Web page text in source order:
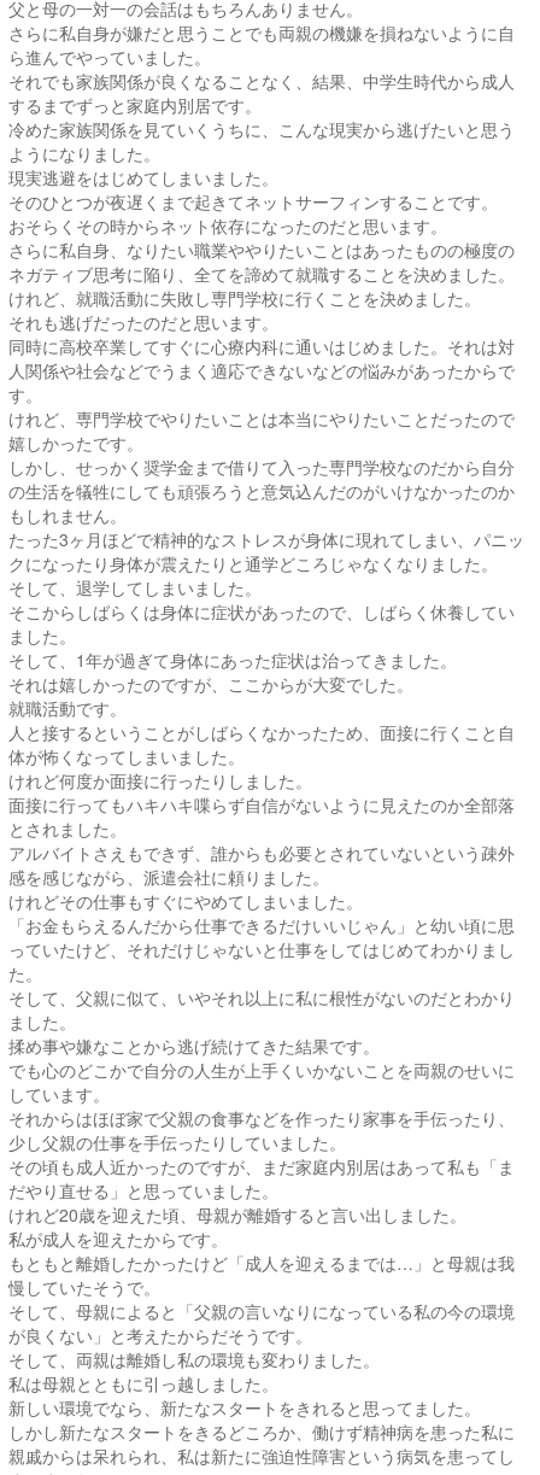
父と母の一対一の会話はもちろんありません。
さらに私自身が嫌だと思うことでも両親の機嫌を損ねないように自
ら進んでやっていました。
それでも家族関係が良くなることなく、結果、中学生時代から成人
するまでずっと家庭内別居です。
冷めた家族関係を見ていくうちに、こんな現実から逃げたいと思う
ようになりました。
現実逃避をはじめてしまいました。
そのひとつが夜遅くまで起きてネットサーフィンすることです。
おそらくその時からネット依存になったのだと思います。
さらに私自身、なりたい職業ややりたいことはあったものの極度の
ネガティブ思考に陥り、全てを諦めて就職することを決めました。
けれど、就職活動に失敗し専門学校に行くことを決めました。
それも逃げだったのだと思います。
同時に高校卒業してすぐに心療内科に通いはじめました。それは対
人関係や社会などでうまく適応できないなどの悩みがあったからで
す。
けれど、専門学校でやりたいことは本当にやりたいことだったので
嬉しかったです。
しかし、せっかく奨学金まで借りて入った専門学校なのだから自分
の生活を犠牲にしても頑張ろうと意気込んだのがいけなかったのか
もしれません。
たった3ヶ月ほどで精神的なストレスが身体に現れてしまい、パニッ
クになったり身体が震えたりと通学どころじゃなくなりました。
そして、退学してしまいました。
そこからしばらくは身体に症状があったので、しばらく休養してい
ました。
そして、1年が過ぎて身体にあった症状は治ってきました。
それは嬉しかったのですが、ここからが大変でした。
就職活動です。
人と接するということがしばらくなかったため、面接に行くこと自
体が怖くなってしまいました。
けれど何度か面接に行ったりしました。
面接に行ってもハキハキ喋らず自信がないように見えたのか全部落
とされました。
アルバイトさえもできず、誰からも必要とされていないという疎外
感を感じながら、派遣会社に頼りました。
けれどその仕事もすぐにやめてしまいました。
「お金もらえるんだから仕事できるだけいいじゃん」と幼い頃に思
っていたけど、それだけじゃないと仕事をしてはじめてわかりまし
た。
そして、父親に似て、いやそれ以上に私に根性がないのだとわかり
ました。
揉め事や嫌なことから逃げ続けてきた結果です。
でも心のどこかで自分の人生が上手くいかないことを両親のせいに
しています。
それからはほぼ家で父親の食事などを作ったり家事を手伝ったり、
少し父親の仕事を手伝ったりしていました。
その頃も成人近かったのですが、まだ家庭内別居はあって私も「ま
だやり直せる」と思っていました。
けれど20歳を迎えた頃、母親が離婚すると言い出しました。
私が成人を迎えたからです。
もともと離婚したかったけど「成人を迎えるまでは…」と母親は我
慢していたそうで。
そして、母親によると「父親の言いなりになっている私の今の環境
が良くない」と考えたからだそうです。
そして、両親は離婚し私の環境も変わりました。
私は母親とともに引っ越しました。
新しい環境でなら、新たなスタートをきれると思ってました。
しかし新たなスタートをきるどころか、働けず精神病を患った私に
親戚からは呆れられ、私は新たに強迫性障害という病気を患ってし